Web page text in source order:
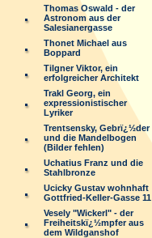
Thomas Oswald - der
Astronom aus der
Salesianergasse
Thonet Michael aus
Boppard
Tilgner Viktor, ein
erfolgreicher Architekt
Trakl Georg, ein
expressionistischer
Lyriker
Trentsensky, Gebrï¿½der
und die Mandelbogen
(Bilder fehlen)
Uchatius Franz und die
Stahlbronze
Ucicky Gustav wohnhaft
Gottfried-Keller-Gasse 11
Vesely "Wickerl" - der
Freiheitskï¿½mpfer aus
dem Wildganshof